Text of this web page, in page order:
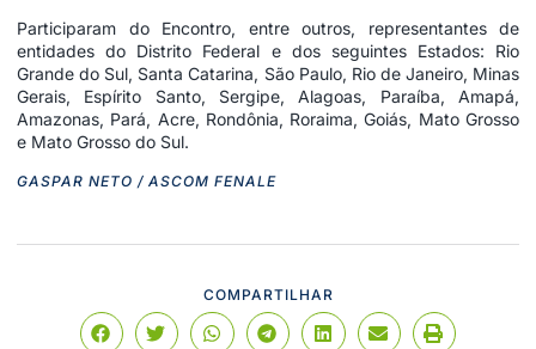
Participaram do Encontro, entre outros, representantes de
entidades do Distrito Federal e dos seguintes Estados: Rio
Grande do Sul, Santa Catarina, São Paulo, Rio de Janeiro, Minas
Gerais, Espírito Santo, Sergipe, Alagoas, Paraíba, Amapá,
Amazonas, Pará, Acre, Rondônia, Roraima, Goiás, Mato Grosso
e Mato Grosso do Sul.
GASPAR NETO / ASCOM FENALE
COMPARTILHAR